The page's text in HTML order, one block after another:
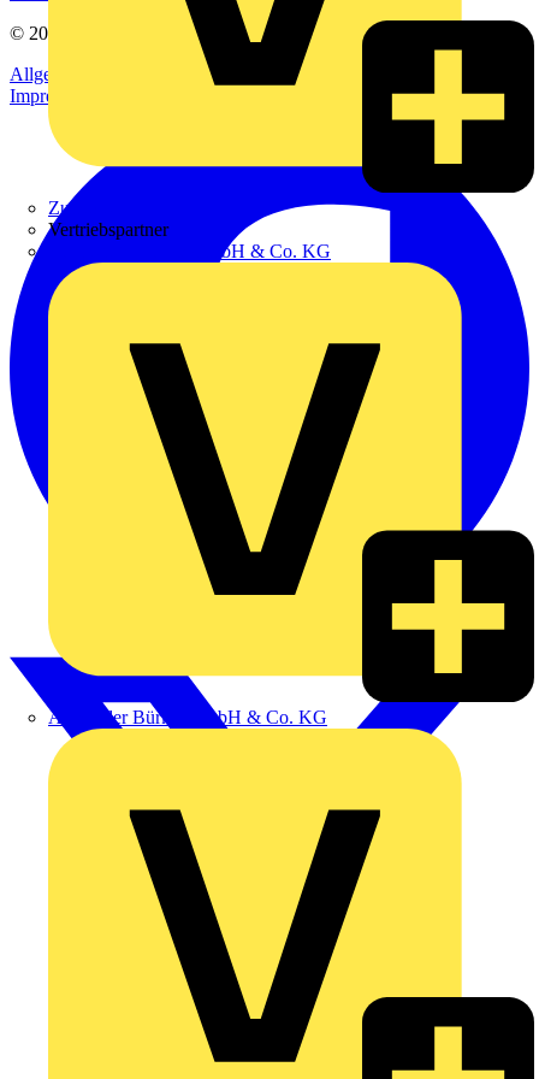
Zumtobel
Vertriebspartner
Adalbert Zajadacz GmbH & Co. KG
Alexander Bürkle GmbH & Co. KG
© 2002-
Allgemeine Geschäftsbedingungen
Datenschutzerklärung
Impressum